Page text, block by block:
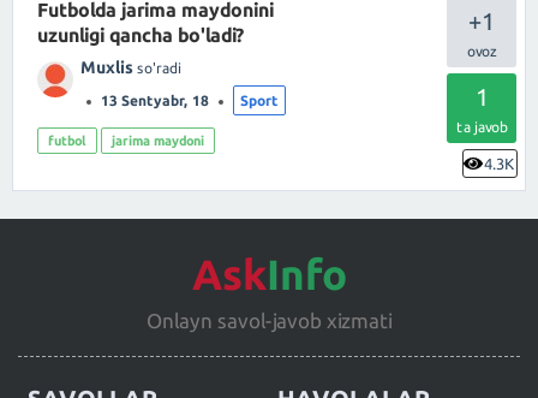
+1
1
ta javob
4.3K
Futbolda jarima maydonini
uzunligi qancha bo'ladi?
Muxlis so'radi
13 Sentyabr, 18 Sport
futbol jarima maydoni
AskInfo
Onlayn savol-javob xizmati